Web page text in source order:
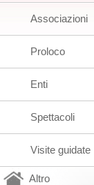
Associazioni
Proloco
Enti
Spettacoli
Visite guidate
Altro